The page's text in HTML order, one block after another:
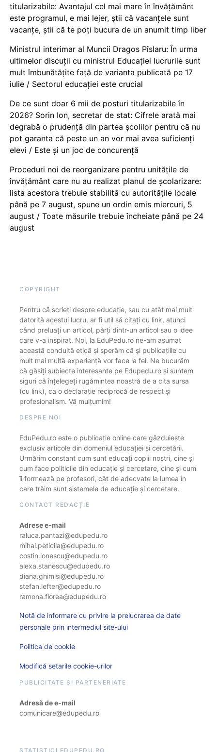
titularizabile: Avantajul cel mai mare în învățământ
este programul, e mai lejer, știi că vacanțele sunt
vacanţe, știi că te poți bucura de un anumit timp liber
Ministrul interimar al Muncii Dragos Pîslaru: În urma
ultimelor discuții cu ministrul Educației lucrurile sunt
mult îmbunătățite față de varianta publicată pe 17
iulie / Sectorul educației este crucial
De ce sunt doar 6 mii de posturi titularizabile în
2026? Sorin Ion, secretar de stat: Cifrele arată mai
degrabă o prudență din partea școlilor pentru că nu
pot garanta că peste un an vor mai avea suficienți
elevi / Este și un joc de concurență
Proceduri noi de reorganizare pentru unitățile de
învățământ care nu au realizat planul de școlarizare:
lista acestora trebuie stabilită cu autoritățile locale
până pe 7 august, spune un ordin emis miercuri, 5
august / Toate măsurile trebuie încheiate până pe 24
august
COPYRIGHT
Pentru că scrieți despre educație, sau cu atât mai mult
datorită acestui lucru, ar fi util să citați cu link, atunci
când preluați un articol, părți dintr-un articol sau o idee
care v-a inspirat. Noi, la EduPedu.ro ne-am asumat
această conduită etică și sperăm că și publicațiile cu
mult mai multă experiență vor face la fel. Ne bucurăm
că găsiți subiecte interesante pe Edupedu.ro și suntem
siguri că înțelegeți rugămintea noastră de a cita sursa
(cu link), ca o declarație reciprocă de respect și
profesionalism. Vă mulțumim!
DESPRE NOI
EduPedu.ro este o publicație online care găzduiește
exclusiv articole din domeniul educației și cercetării.
Urmărim constant cum sunt educați copiii noștri, cine și
cum face politicile din educație și cercetare, cine și cum
îi formează pe profesori, cât de adecvate la lumea în
care trăim sunt sistemele de educație și cercetare.
CONTACT REDACȚIE
Adrese e-mail
raluca.pantazi@edupedu.ro
mihai.peticila@edupedu.ro
costin.ionescu@edupedu.ro
alexa.stanescu@edupedu.ro
diana.ghimisi@edupedu.ro
stefan.lefter@edupedu.ro
ramona.florea@edupedu.ro
Notă de informare cu privire la prelucrarea de date
personale prin intermediul site-ului
Politica de cookie
Modifică setarile cookie-urilor
PUBLICITATE ȘI PARTENERIATE
Adresă de e-mail
comunicare@edupedu.ro
STATISTICI EDUPEDU.RO